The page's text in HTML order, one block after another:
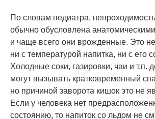
По словам педиатра,
обычно обусловлена
и чаще всего они врожденные. Это
ни с температурой напитка, ни с его
Холодные соки, газировки, чаи и т.п.
могут вызывать кратковременный
но причиной заворота кишок это не
Если у человека нет
состоянию, то напиток со льдом не